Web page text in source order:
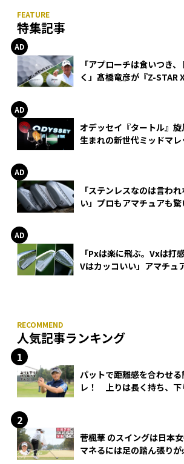
特集記事
「アプローチは食いつき
く」髙橋竜彦が『Z-STAR
オデッセイ『タートル』
生まれの新世代ミッドマ
「ステンレスなのは言わ
い」プロもアマチュアも
「Pxは楽に飛ぶ。Vxは打
Vはカッコいい」アマチュ
人気記事ランキング
パットで距離感を合わせ
レ！ 上りは長く持ち、下
菅楓華 のスイングは日本
マネるには足の踏ん張りが